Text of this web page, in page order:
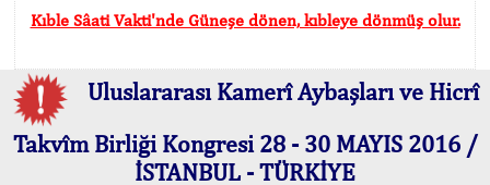
Kıble Sâati Vakti'nde Güneşe dönen, kıbleye dönmüş olur.
Uluslararası Kamerî Aybaşları ve Hicrî
Takvîm Birliği Kongresi 28 - 30 MAYIS 2016 /
İSTANBUL - TÜRKİYE